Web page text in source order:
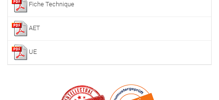
Fiche Technique
AET
UE